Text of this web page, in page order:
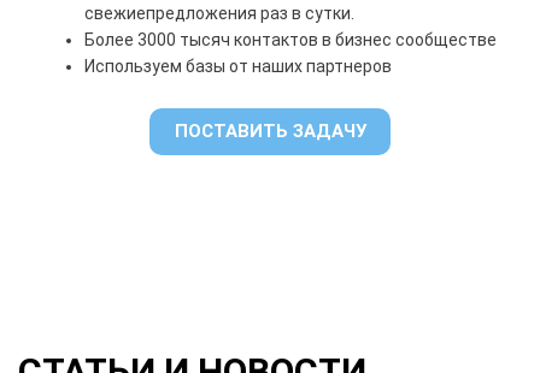
свежиепредложения раз в сутки.
Более 3000 тысяч контактов в бизнес сообществе
Используем базы от наших партнеров
ПОСТАВИТЬ ЗАДАЧУ